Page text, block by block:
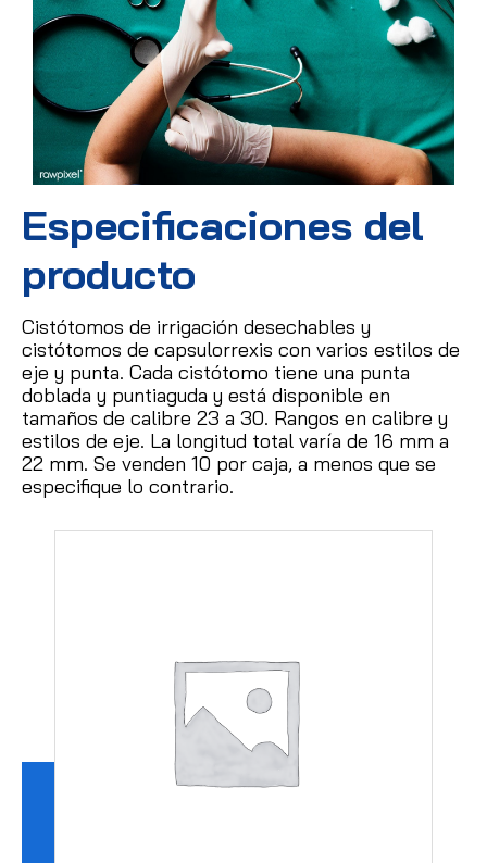
Especificaciones del
producto
Cistótomos de irrigación desechables y
cistótomos de capsulorrexis con varios estilos de
eje y punta. Cada cistótomo tiene una punta
doblada y puntiaguda y está disponible en
tamaños de calibre 23 a 30. Rangos en calibre y
estilos de eje. La longitud total varía de 16 mm a
22 mm. Se venden 10 por caja, a menos que se
especifique lo contrario.